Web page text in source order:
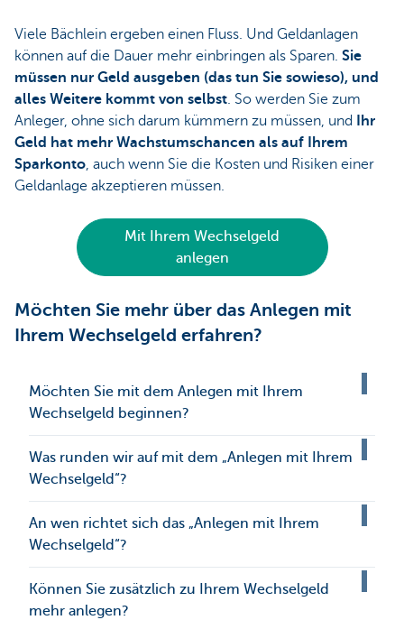
Viele Bächlein ergeben einen Fluss. Und Geldanlagen
können auf die Dauer mehr einbringen als Sparen. Sie
müssen nur Geld ausgeben (das tun Sie sowieso), und
alles Weitere kommt von selbst. So werden Sie zum
Anleger, ohne sich darum kümmern zu müssen, und
Ihr
Geld hat mehr Wachstumschancen als auf Ihrem
Sparkonto, auch wenn Sie die Kosten und Risiken einer
Geldanlage akzeptieren müssen.
Mit Ihrem Wechselgeld
anlegen
Möchten Sie mehr über das Anlegen mit
Ihrem Wechselgeld erfahren?
Möchten Sie mit dem Anlegen mit Ihrem
Wechselgeld beginnen?
Was runden wir auf mit dem „Anlegen mit Ihrem
Wechselgeld“?
An wen richtet sich das „Anlegen mit Ihrem
Wechselgeld“?
Können Sie zusätzlich zu Ihrem Wechselgeld
mehr anlegen?